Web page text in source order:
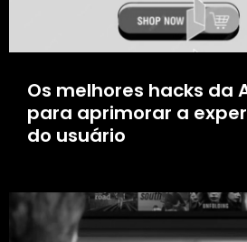
Os melhores hacks da
para aprimorar a
do usuário